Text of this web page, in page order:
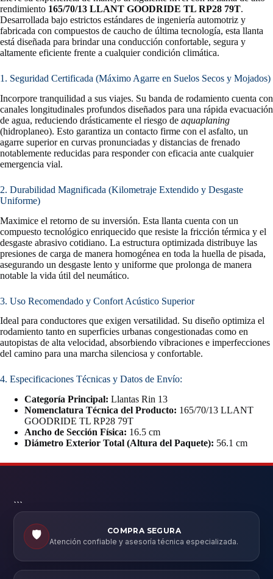
rendimiento 165/70/13 LLANT GOODRIDE TL RP28 79T.
Desarrollada bajo estrictos estándares de ingeniería automotriz y
fabricada con compuestos de caucho de última tecnología, esta llanta
está diseñada para brindar una conducción confortable, segura y
altamente eficiente frente a cualquier condición climática.
1. Seguridad Certificada (Máximo Agarre en Suelos Secos y Mojados)
Incorpore tranquilidad a sus viajes. Su banda de rodamiento cuenta con
canales longitudinales profundos diseñados para una rápida evacuación
de agua, reduciendo drásticamente el riesgo de aquaplaning
(hidroplaneo). Esto garantiza un contacto firme con el asfalto, un
agarre superior en curvas pronunciadas y distancias de frenado
notablemente reducidas para responder con eficacia ante cualquier
emergencia vial.
2. Durabilidad Magnificada (Kilometraje Extendido y Desgaste
Uniforme)
Maximice el retorno de su inversión. Esta llanta cuenta con un
compuesto tecnológico enriquecido que resiste la fricción térmica y el
desgaste abrasivo cotidiano. La estructura optimizada distribuye las
presiones de carga de manera homogénea en toda la huella de pisada,
asegurando un desgaste lento y uniforme que prolonga de manera
notable la vida útil del neumático.
3. Uso Recomendado y Confort Acústico Superior
Ideal para conductores que exigen versatilidad. Su diseño optimiza el
rodamiento tanto en superficies urbanas congestionadas como en
autopistas de alta velocidad, absorbiendo vibraciones e imperfecciones
del camino para una marcha silenciosa y confortable.
4. Especificaciones Técnicas y Datos de Envío:
Categoría Principal: Llantas Rin 13
Nomenclatura Técnica del Producto: 165/70/13 LLANT
GOODRIDE TL RP28 79T
Ancho de Sección Física: 16.5 cm
Diámetro Exterior Total (Altura del Paquete): 56.1 cm
```
🛡️
COMPRA SEGURA
Atención confiable y asesoría técnica especializada.